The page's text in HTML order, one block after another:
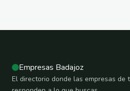
Empresas Badajoz
El directorio donde las empresas de